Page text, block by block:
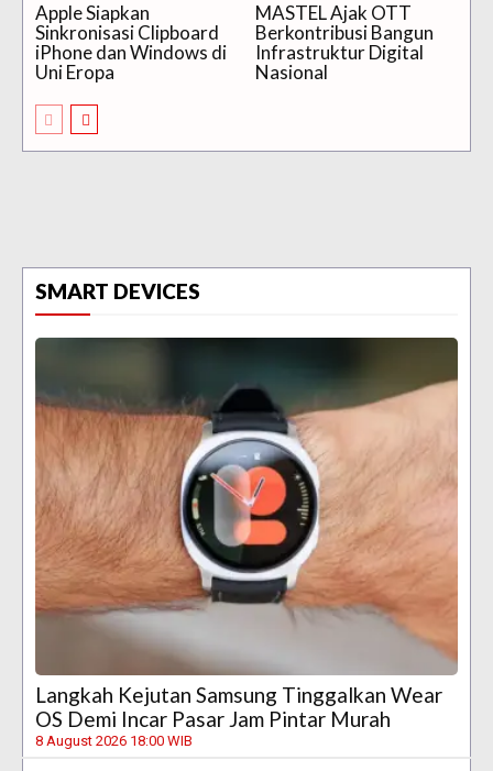
Apple Siapkan
Sinkronisasi Clipboard
iPhone dan Windows di
Uni Eropa
MASTEL Ajak OTT
Berkontribusi Bangun
Infrastruktur Digital
Nasional
SMART DEVICES
Langkah Kejutan Samsung Tinggalkan Wear
OS Demi Incar Pasar Jam Pintar Murah
8 August 2026 18:00 WIB